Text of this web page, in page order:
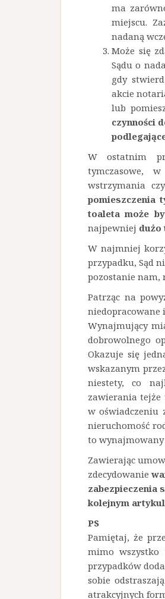
ma
miejscu.
nadaną
Może się
Sądu o
gdy
akcie
lub
czynności
W ostatnim
tymczasowe,
wstrzymania
pomieszczenia
toaleta może
najpewniej dużo
W najmniej
przypadku, Sąd
pozostanie nam,
Patrząc na
niedopracowane
Wynajmujący
dobrowolnego
Okazuje się
wskazanym
niestety, co
zawierania tejże
w oświadczeniu
nieruchomość
to wynajmowany
Zawierając
zdecydowanie
zabezpieczenia
kolejnym
PS
Pamiętaj, że
mimo wszystko
przypadków
sobie
atrakcyjnych